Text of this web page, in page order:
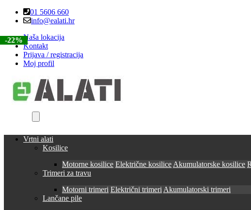
Skip
Skip
01 5606 660
info@ealati.hr
Naša lokacija
Kontakt
Prijava / registracija
Moj profil
Vrtni alati
Kosilice
Motorne kosilice Električne kosilice Akumulatorske kosilice
Trimeri za travu
Motorni trimeri Električni trimeri Akumulatorski trimeri
Lančane pile
-22%
-19%
-40%
-22%
-22%